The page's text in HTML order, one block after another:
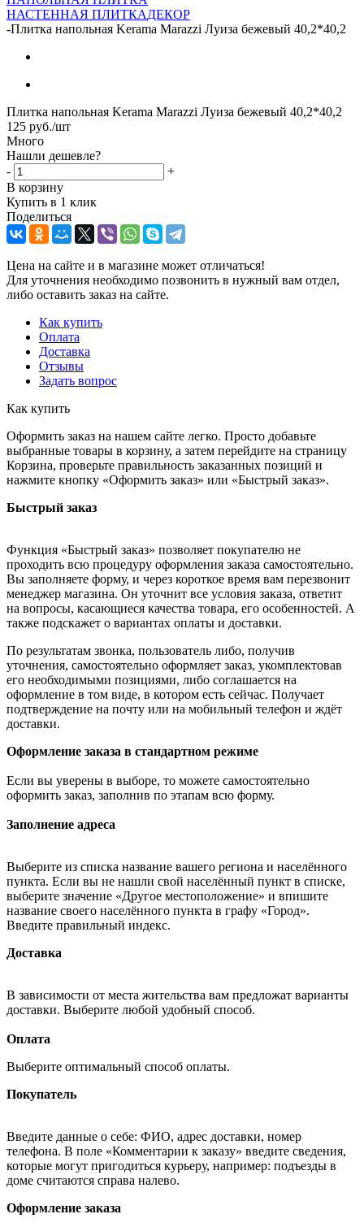
НАСТЕННАЯ ПЛИТКАДЕКОР
-Плитка напольная Kerama Marazzi Луиза бежевый 40,2*40,2
Плитка напольная Kerama Marazzi Луиза бежевый 40,2*40,2
125 руб./шт
Много
Нашли дешевле?
-
+
В корзину
Купить в 1 клик
Поделиться
Цена на сайте и в магазине может отличаться!
Для уточнения необходимо позвонить в нужный вам отдел,
либо оставить заказ на сайте.
Как купить
Оплата
Доставка
Отзывы
Задать вопрос
Как купить
Оформить заказ на нашем сайте легко. Просто добавьте
выбранные товары в корзину, а затем перейдите на страницу
Корзина, проверьте правильность заказанных позиций и
нажмите кнопку «Оформить заказ» или «Быстрый заказ».
Быстрый заказ
Функция «Быстрый заказ» позволяет покупателю не
проходить всю процедуру оформления заказа самостоятельно.
Вы заполняете форму, и через короткое время вам перезвонит
менеджер магазина. Он уточнит все условия заказа, ответит
на вопросы, касающиеся качества товара, его особенностей. А
также подскажет о вариантах оплаты и доставки.
По результатам звонка, пользователь либо, получив
уточнения, самостоятельно оформляет заказ, укомплектовав
его необходимыми позициями, либо соглашается на
оформление в том виде, в котором есть сейчас. Получает
подтверждение на почту или на мобильный телефон и ждёт
доставки.
Оформление заказа в стандартном режиме
Если вы уверены в выборе, то можете самостоятельно
оформить заказ, заполнив по этапам всю форму.
Заполнение адреса
Выберите из списка название вашего региона и населённого
пункта. Если вы не нашли свой населённый пункт в списке,
выберите значение «Другое местоположение» и впишите
название своего населённого пункта в графу «Город».
Введите правильный индекс.
Доставка
В зависимости от места жительства вам предложат варианты
доставки. Выберите любой удобный способ.
Оплата
Выберите оптимальный способ оплаты.
Покупатель
Введите данные о себе: ФИО, адрес доставки, номер
телефона. В поле «Комментарии к заказу» введите сведения,
которые могут пригодиться курьеру, например: подъезды в
доме считаются справа налево.
Оформление заказа